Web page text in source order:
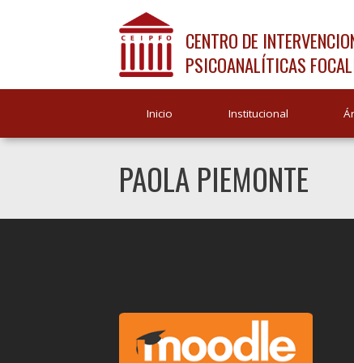
CENTRO DE
PSICOANALÍTICAS
Inicio Institucional
PAOLA PIEMONTE